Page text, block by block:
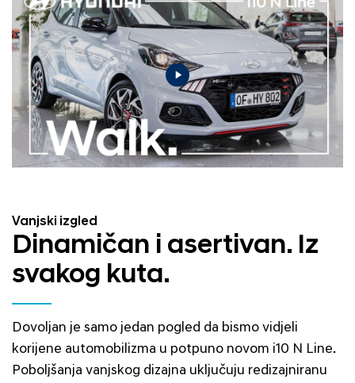
Vanjski izgled
Dinamičan i asertivan. Iz
svakog kuta.
Dovoljan je samo jedan pogled da bismo vidjeli
korijene automobilizma u potpuno novom i10 N Line.
Poboljšanja vanjskog dizajna uključuju redizajniranu